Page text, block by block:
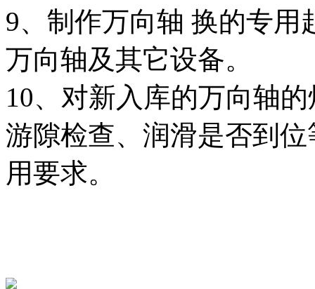
9、制作万向轴 换的专用
万向轴及其它设备。
10、对新入库的万向轴
游隙检查、润滑是否到
用要求。